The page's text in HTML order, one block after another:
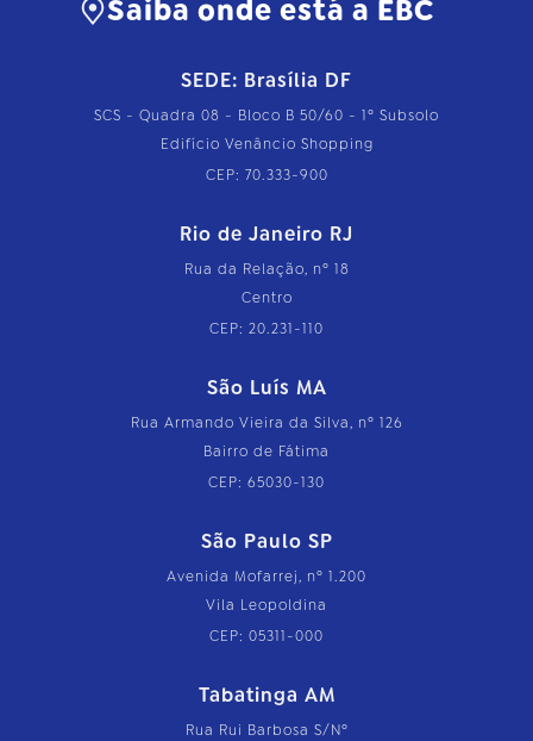
Saiba onde está a EBC
SEDE: Brasília DF
SCS - Quadra 08 - Bloco B 50/60 - 1º Subsolo
Edifício Venâncio Shopping
CEP: 70.333-900
Rio de Janeiro RJ
Rua da Relação, nº 18
Centro
CEP: 20.231-110
São Luís MA
Rua Armando Vieira da Silva, nº 126
Bairro de Fátima
CEP: 65030-130
São Paulo SP
Avenida Mofarrej, nº 1.200
Vila Leopoldina
CEP: 05311-000
Tabatinga AM
Rua Rui Barbosa S/Nº